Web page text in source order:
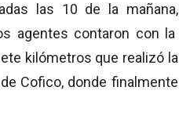
las 10 de la mañana,
agentes contaron con la
kilómetros que realizó la
Cofico, donde finalmente